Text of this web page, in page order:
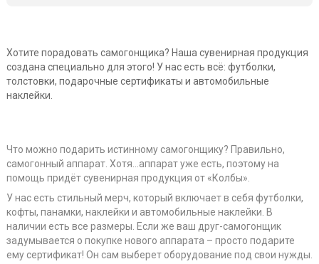
Хотите порадовать самогонщика? Наша сувенирная продукция
создана специально для этого! У нас есть всё: футболки,
толстовки, подарочные сертификаты и автомобильные
наклейки.
Что можно подарить истинному самогонщику? Правильно,
самогонный аппарат. Хотя…аппарат уже есть, поэтому на
помощь придёт сувенирная продукция от «Колбы».
У нас есть стильный мерч, который включает в себя футболки,
кофты, панамки, наклейки и автомобильные наклейки. В
наличии есть все размеры. Если же ваш друг-самогонщик
задумывается о покупке нового аппарата – просто подарите
ему сертификат! Он сам выберет оборудование под свои нужды.